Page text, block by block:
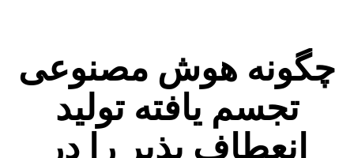
چگونه هوش مصنوعی
تجسم یافته تولید
انعطاف پذیر را در